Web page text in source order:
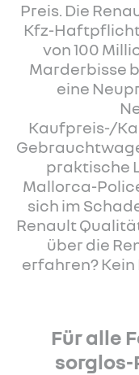
Preis. Die
Kfz-
von 100
Marderbisse
eine
Kaufpreis-/
praktische
Mallorca-
sich im
Renault
über die
erfahren? Kein
Für alle
sorglos-